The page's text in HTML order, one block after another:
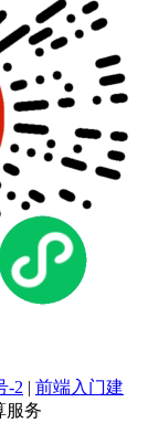
-2 | 前端入门建
服务